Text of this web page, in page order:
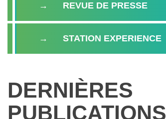
REVUE DE PRESSE
STATION EXPERIENCE
DERNIÈRES
PUBLICATIONS